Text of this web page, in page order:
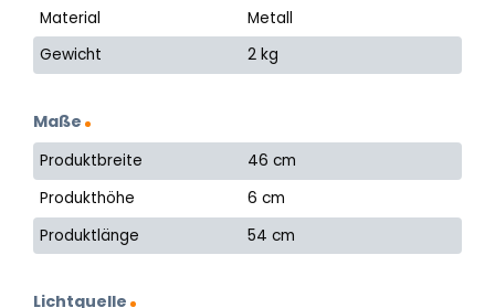
Material
Metall
Gewicht
2 kg
Maße
Produktbreite
46 cm
Produkthöhe
6 cm
Produktlänge
54 cm
Lichtquelle